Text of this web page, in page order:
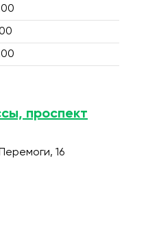
проспект
16